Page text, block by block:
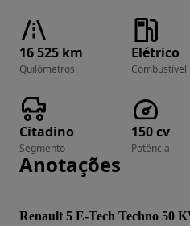
16 525 km
Quilómetros
Elétrico
Combustível
Citadino
Segmento
150 cv
Potência
Anotações
Renault 5 E‑Tech Techno 50